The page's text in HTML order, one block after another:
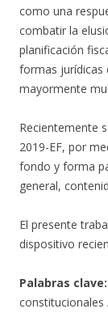
como una
combatir la
planificación
formas jurídicas
mayormente
Recientemente
2019-EF, por
fondo y forma
general,
El presente
dispositivo
Palabras clave: